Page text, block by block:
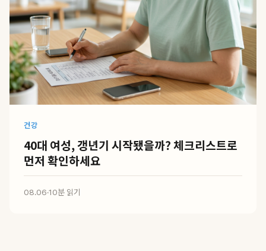
건강
40대 여성, 갱년기 시작됐을까? 체크리스트로
먼저 확인하세요
08.06·10분 읽기